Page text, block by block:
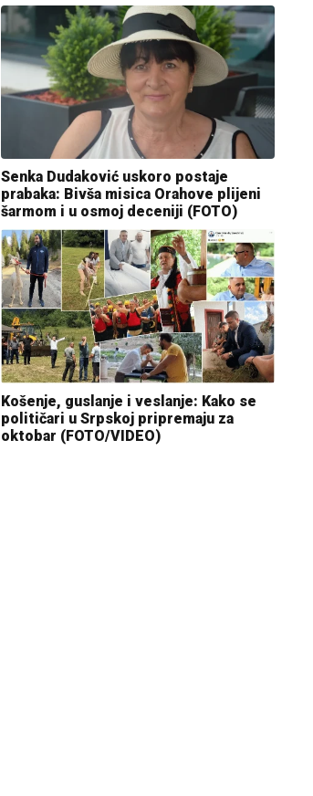
Senka Dudaković uskoro postaje
prabaka: Bivša misica Orahove plijeni
šarmom i u osmoj deceniji (FOTO)
Košenje, guslanje i veslanje: Kako se
političari u Srpskoj pripremaju za
oktobar (FOTO/VIDEO)